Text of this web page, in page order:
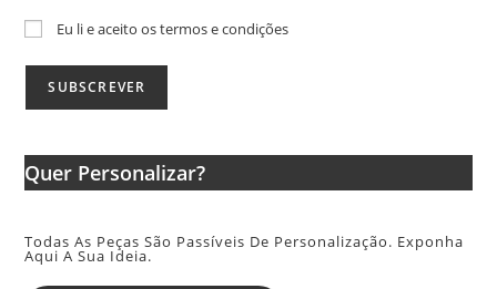
Eu li e aceito os termos e condições
Quer Personalizar?
Todas As Peças São Passíveis De Personalização. Exponha
Aqui A Sua Ideia.